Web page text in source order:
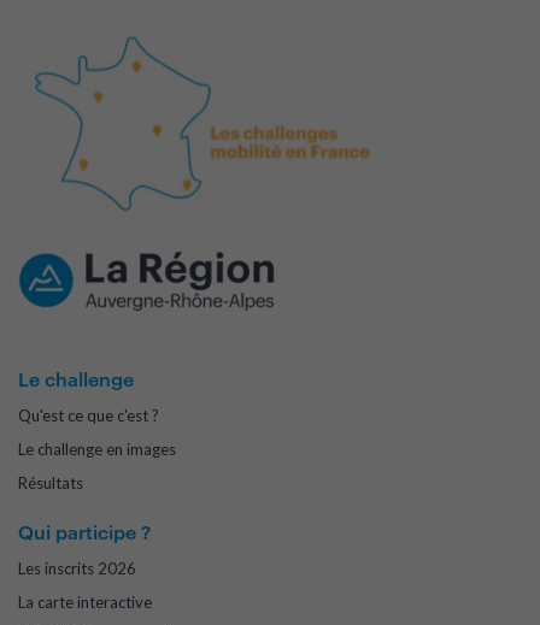
Le challenge
Qu'est ce que c'est ?
Le challenge en images
Résultats
Qui participe ?
Les inscrits 2026
La carte interactive